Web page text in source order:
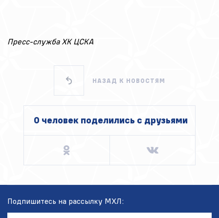
Пресс-служба ХК ЦСКА
НАЗАД К НОВОСТЯМ
0 человек поделились c друзьями
Подпишитесь на рассылку МХЛ: